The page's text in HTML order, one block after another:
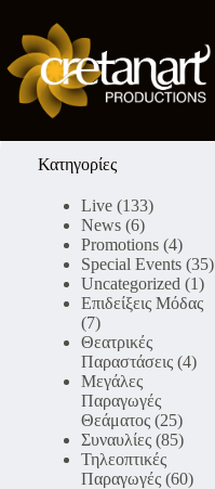
περιεχόμενο
Κατηγορίες
Live (133)
News (6)
Promotions (4)
Special Events (35)
Uncategorized (1)
Επιδείξεις Μόδας
(7)
Θεατρικές
Παραστάσεις (4)
Μεγάλες
Παραγωγές
Θεάματος (25)
Συναυλίες (85)
Τηλεοπτικές
Παραγωγές (60)